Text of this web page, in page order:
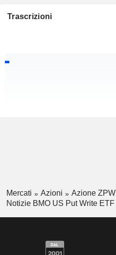
Trascrizioni
Mercati Azioni
Azione ZPW
Notizie BMO US Put Write ETF